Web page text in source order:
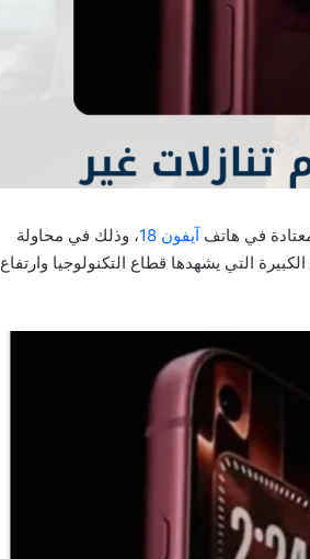
في هاتف آيفون 18
، وذلك في محاولة
التي يشهدها قطاع التكنولوجيا وارتفاع